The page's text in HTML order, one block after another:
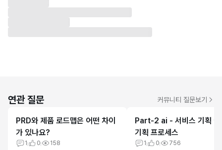
연관 질문 커뮤니티 질문보기
PRD와 제품 로드맵은 어떤 차이
가 있나요?
1 0
158
Part-2 ai - 서비스 기획
기획 프로세스
1 0
756